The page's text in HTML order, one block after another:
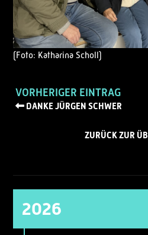
(Foto: Katharina Scholl)
VORHERIGER EINTRAG
DANKE JÜRGEN SCHWER
ZURÜCK ZUR
2026